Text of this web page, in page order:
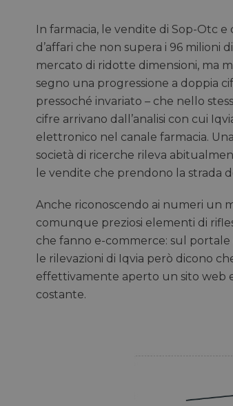
In farmacia, le vendite di Sop-Otc
d’affari che non supera i 96
mercato di ridotte dimensioni, ma
segno una progressione a doppia
pressoché invariato – che nello
cifre arrivano dall’analisi con cui
elettronico nel canale farmacia.
società di ricerche rileva
le vendite che prendono la strada
Anche riconoscendo ai numeri un
comunque preziosi elementi di
che fanno e-commerce: sul portale
le rilevazioni di Iqvia però dicono
effettivamente aperto un sito web
costante.